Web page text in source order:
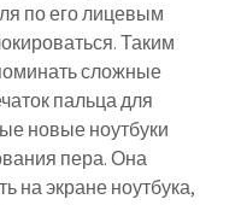
по его лицевым
Таким
сложные
пальца для
новые ноутбуки
пера. Она
на экране ноутбука,